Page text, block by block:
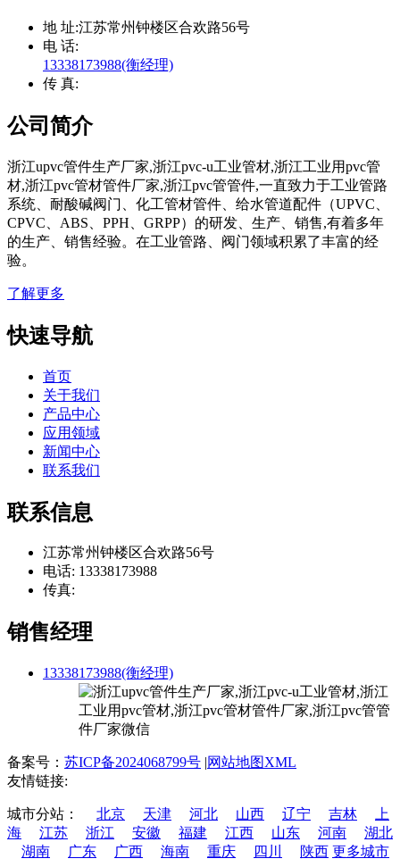
地 址:江苏常州钟楼区合欢路56号
电 话:
13338173988(衡经理)
传 真:
公司简介
浙江upvc管件生产厂家,浙江pvc-u工业管材,浙江工业用pvc管
材,浙江pvc管材管件厂家,浙江pvc管管件,一直致力于工业管路
系统、耐酸碱阀门、化工管材管件、给水管道配件（UPVC、
CPVC、ABS、PPH、GRPP）的研发、生产、销售,有着多年
的生产、销售经验。在工业管路、阀门领域积累了丰富的经
验。
了解更多
快速导航
首页
关于我们
产品中心
应用领域
新闻中心
联系我们
联系信息
江苏常州钟楼区合欢路56号
电话: 13338173988
传真:
销售经理
13338173988(衡经理)
备案号： 苏ICP备2024068799号 |网站地图XML
友情链接:
城市分站： 北京 天津 河北 山西 辽宁 吉林
上
海
江苏 浙江 安徽 福建 江西 山东 河南
湖北
湖南
广东 广西 海南 重庆 四川 陕西 更多城市